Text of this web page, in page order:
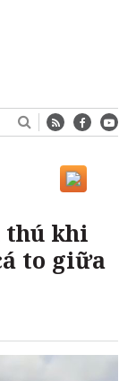
thú khi
to giữa